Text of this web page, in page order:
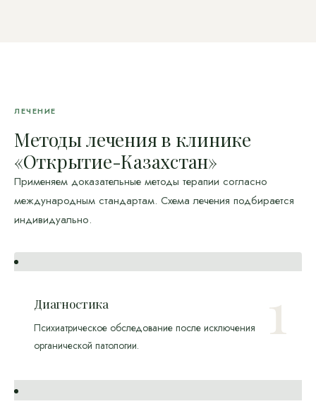
ЛЕЧЕНИЕ
Методы лечения в клинике
«Открытие-Казахстан»
Применяем доказательные методы терапии согласно
международным стандартам. Схема лечения подбирается
индивидуально.
Диагностика
Психиатрическое обследование после исключения
органической патологии.